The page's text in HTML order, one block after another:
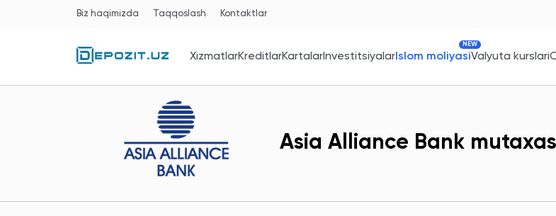
Biz haqimizda Taqqoslash Kontaktlar
XizmatlarKreditlarKartalarInvestitsiyalarIslom moliyasi
NEW
Valyuta kurslari
Asia Alliance Bank